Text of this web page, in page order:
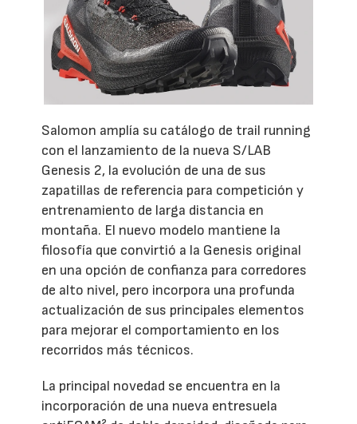
Salomon amplía su catálogo de trail running
con el lanzamiento de la nueva S/LAB
Genesis 2, la evolución de una de sus
zapatillas de referencia para competición y
entrenamiento de larga distancia en
montaña. El nuevo modelo mantiene la
filosofía que convirtió a la Genesis original
en una opción de confianza para corredores
de alto nivel, pero incorpora una profunda
actualización de sus principales elementos
para mejorar el comportamiento en los
recorridos más técnicos.
La principal novedad se encuentra en la
incorporación de una nueva entresuela